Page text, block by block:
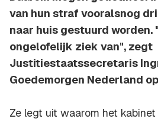
van hun straf vooralsnog
naar huis gestuurd worden.
ongelofelijk ziek van", zegt
Justitiestaatssecretaris
Goedemorgen Nederland op
Ze legt uit waarom het